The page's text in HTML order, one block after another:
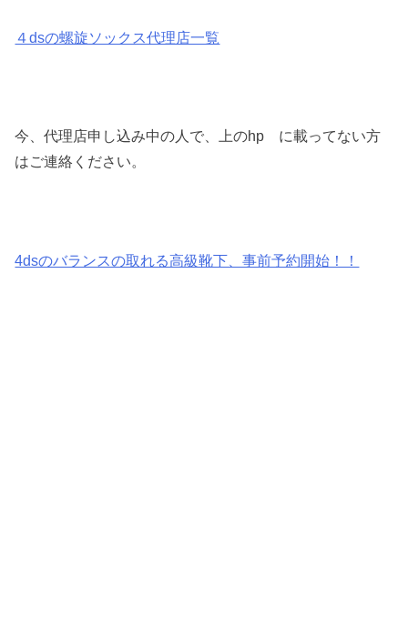
４dsの螺旋ソックス代理店一覧
今、代理店申し込み中の人で、上のhp に載ってない方
はご連絡ください。
4dsのバランスの取れる高級靴下、事前予約開始！！